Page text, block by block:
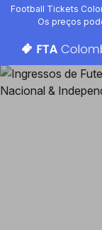
Football Tickets
Os preços